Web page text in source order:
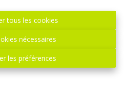
tous les cookies
nécessaires
les préférences
comprenant: Sous-sol: Cave.
avant (bureau ou chambre),
cellier, living, grand garage
le garage. Etage: Hall de
de bains. Etage 2: Une grande
Châssis double vitrage +